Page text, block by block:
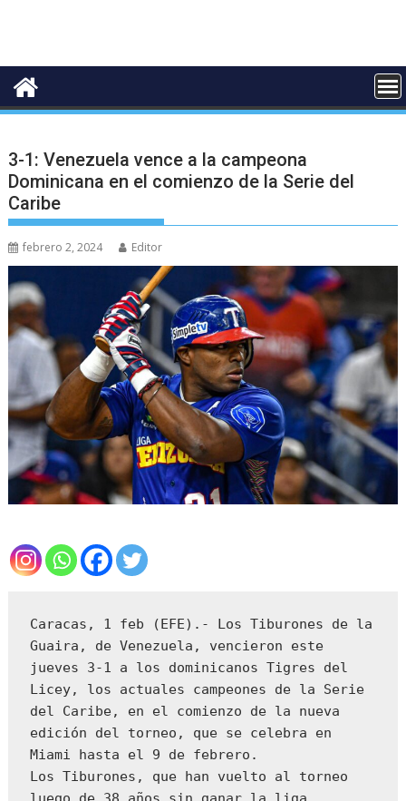
3-1: Venezuela vence a la campeona
Dominicana en el comienzo de la Serie del
Caribe
febrero 2, 2024 Editor
Caracas, 1 feb (EFE).- Los Tiburones de la
Guaira, de Venezuela, vencieron este
jueves 3-1 a los dominicanos Tigres del
Licey, los actuales campeones de la Serie
del Caribe, en el comienzo de la nueva
edición del torneo, que se celebra en
Miami hasta el 9 de febrero.
Los Tiburones, que han vuelto al torneo